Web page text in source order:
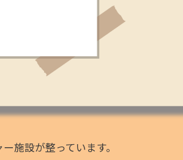
施設が整っています。